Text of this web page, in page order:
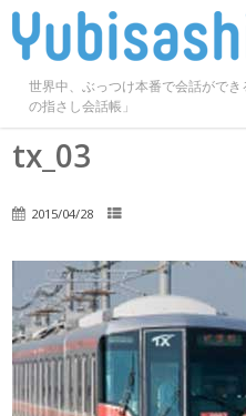
世界中、ぶっつけ本番で会話がで
の指さし会話帳」
tx_03
2015/04/28